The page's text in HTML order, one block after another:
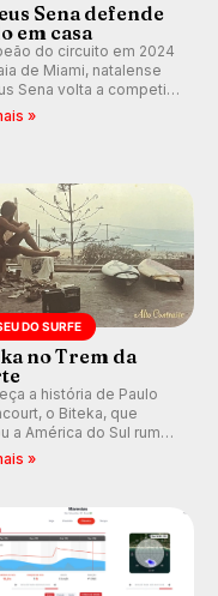
Sena defende
em casa
do circuito em 2024
de Miami, natalense
Sena volta a competir
em busca de manter a
»
DO SURFE
no Trem da
a história de Paulo
o Biteka, que
a América do Sul rumo
em uma jornada
»